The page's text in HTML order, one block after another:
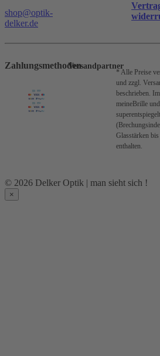
shop@optik-
delker.de
ZahlungsmethodenVersandpartner
* Alle Preise
und zzgl.
beschrieben.
meineBrille
Glasstärken
enthalten.
© 2026 Delker Optik | man sieht sich !
×